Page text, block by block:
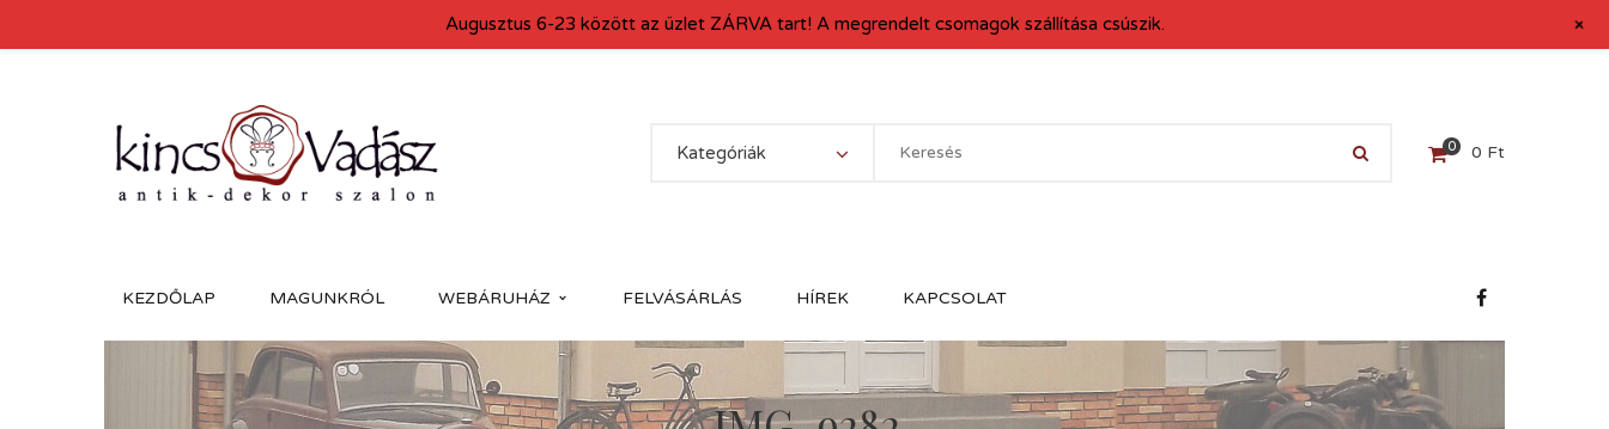
Kategóriák 0 0 Ft
KEZDŐLAP MAGUNKRÓL WEBÁRUHÁZ FELVÁSÁRLÁS HÍREK KAPCSOLAT
Augusztus 6-23 között az üzlet ZÁRVA tart! A megrendelt csomagok szállítása csúszik. +